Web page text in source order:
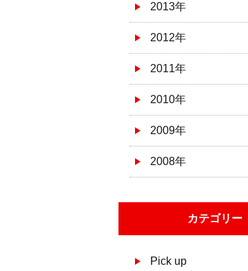
2013年
2012年
2011年
2010年
2009年
2008年
カテゴリー
Pick up